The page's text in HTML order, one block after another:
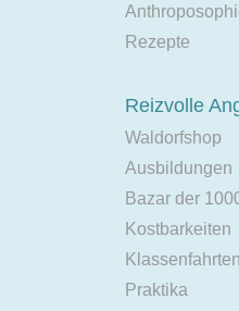
Rezepte
Reizvolle
Waldorfshop
Ausbildungen
Bazar der
Kostbarkeiten
Praktika